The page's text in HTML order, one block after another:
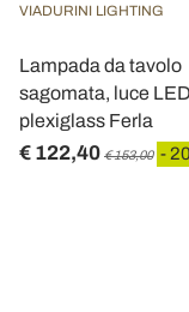
VIADURINI LIGHTING
Lampada da tavolo
sagomata, luce
plexiglass Ferla
€ 122,40 € 153,00 -